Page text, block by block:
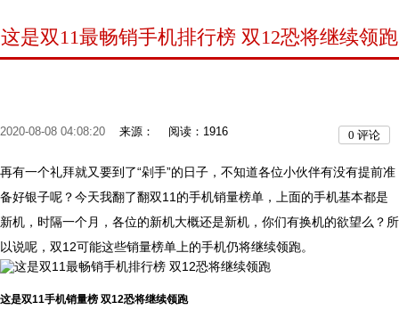
这是双11最畅销手机排行榜 双12恐将继续领跑
2020-08-08 04:08:20 来源： 阅读：1916 0 评论
再有一个礼拜就又要到了“剁手”的日子，不知道各位小伙伴有没有提前准
备好银子呢？今天我翻了翻双11的手机销量榜单，上面的手机基本都是
新机，时隔一个月，各位的新机大概还是新机，你们有换机的欲望么？所
以说呢，双12可能这些销量榜单上的手机仍将继续领跑。
这是双11手机销量榜 双12恐将继续领跑